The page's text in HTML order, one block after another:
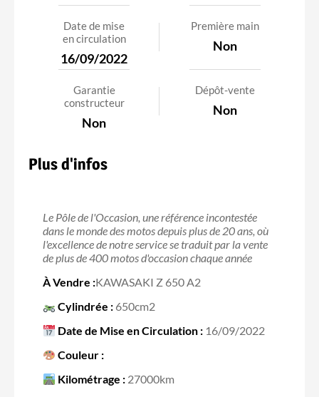
Date de mise
en circulation
16/09/2022
Première main
Non
Garantie
constructeur
Non
Dépôt-vente
Non
Plus d'infos
Le Pôle de l'Occasion, une référence incontestée
dans le monde des motos depuis plus de 20 ans, où
l'excellence de notre service se traduit par la vente
de plus de 400 motos d'occasion chaque année
À Vendre :KAWASAKI Z 650 A2
Cylindrée : 650cm2
Date de Mise en Circulation : 16/09/2022
Couleur :
Kilométrage : 27000km